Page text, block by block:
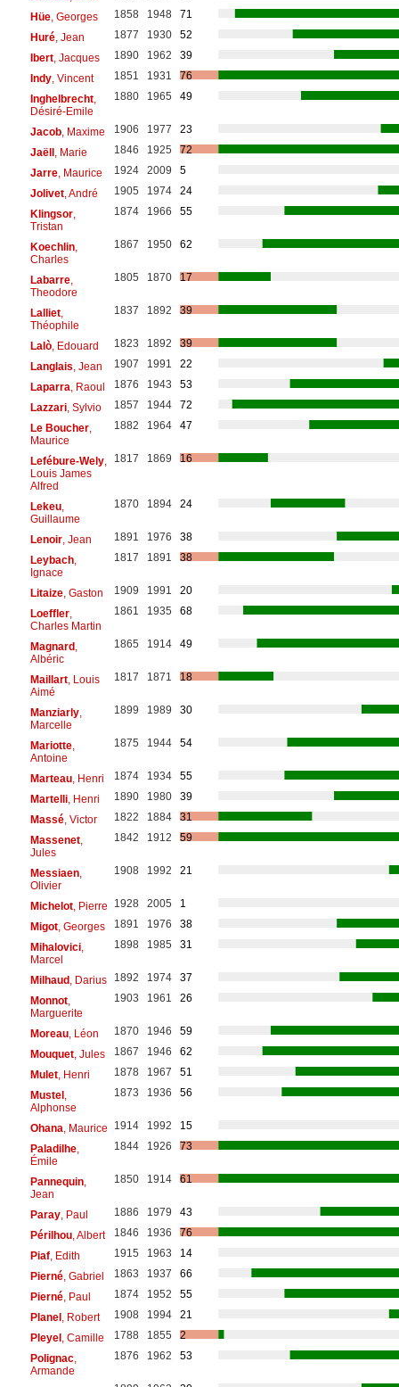
Hüe, Georges 1858 1948
71
Huré, Jean 1877 1930
52
Ibert, Jacques 1890 1962
39
Indy, Vincent 1851 1931
76
Inghelbrecht,
Désiré-Emile
1880 1965 49
Jacob, Maxime 1906 1977
23
Jaëll, Marie 1846 1925
72
Jarre, Maurice 1924 2009
5
Jolivet, André 1905 1974
24
Klingsor,
Tristan
1874 1966 55
Koechlin,
Charles
1867 1950 62
Labarre,
Theodore
1805 1870 17
Lalliet,
Théophile
1837 1892 39
Lalò, Edouard 1823 1892
39
Langlais , Jean 1907 1991
22
Laparra , Raoul 1876 1943
53
Lazzari, Sylvio 1857 1944
72
Le Boucher,
Maurice
1882 1964 47
Lefébure-Wely,
Louis James
Alfred
1817 1869 16
Lekeu,
Guillaume
1870 1894 24
Lenoir, Jean 1891 1976
38
Leybach,
Ignace
1817 1891 38
Litaize, Gaston 1909 1991
20
Loeffler,
Charles Martin
1861 1935 68
Magnard,
Albéric
1865 1914 49
Maillart, Louis
Aimé
1817 1871 18
Manziarly,
Marcelle
1899 1989 30
Mariotte,
Antoine
1875 1944 54
Marteau, Henri 1874 1934
55
Martelli, Henri 1890 1980
39
Massé, Victor 1822 1884
31
Massenet,
Jules
1842 1912 59
Messiaen,
Olivier
1908 1992 21
Michelot, Pierre 1928 2005
1
Migot, Georges 1891 1976
38
Mihalovici,
Marcel
1898 1985 31
Milhaud, Darius 1892 1974
37
Monnot,
Marguerite
1903 1961 26
Moreau, Léon 1870 1946
59
Mouquet, Jules 1867 1946
62
Mulet, Henri 1878 1967
51
Mustel,
Alphonse
1873 1936 56
Ohana , Maurice 1914 1992
15
Paladilhe,
Émile
1844 1926 73
Pannequin,
Jean
1850 1914 61
Paray, Paul 1886 1979
43
Périlhou, Albert 1846 1936
76
Piaf, Edith 1915 1963
14
Pierné, Gabriel 1863 1937
66
Pierné, Paul 1874 1952
55
Planel, Robert 1908 1994
21
Pleyel, Camille 1788 1855
2
Polignac,
Armande
1876 1962 53